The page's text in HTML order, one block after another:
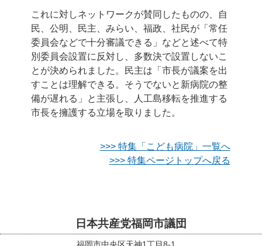
これに対しネットワークが賛同したものの、自
民、公明、民主、みらい、福政、社民が「常任
委員会などで十分審議できる」などと述べて特
別委員会設置に反対し、多数決で設置しないこ
とが決められました。民主は「市長が議案を出
すことは理解できる。そうでないと新病院の整
備が遅れる」と主張し、人工島移転を推進する
市長を擁護する立場を取りました。
>>> 特集「こども病院」一覧へ
>>> 特集ページトップへ戻る
日本共産党福岡市議団